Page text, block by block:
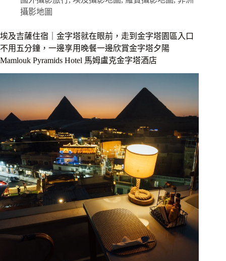
塔
地
全
景
｜
自
二
訪，
馬
車
到
制
高
點、
焦
鏡
頭
攝影地圖
埃及吉薩住宿｜金字塔就在眼前，走到金字塔園區入口
不用五分鐘，一邊享用晚餐一邊欣賞金字塔夕陽
Mamlouk Pyramids Hotel 馬姆盧克金字塔酒店